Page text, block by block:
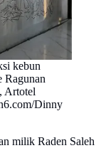
kebun
Ragunan
Artotel
Dinny
milik Raden Saleh